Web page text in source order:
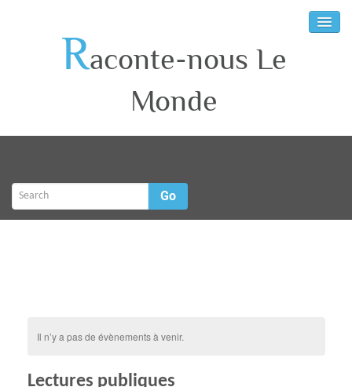
Raconte-nous Le
Monde
Go
Il n’y a pas de évènements à venir.
Lectures publiques